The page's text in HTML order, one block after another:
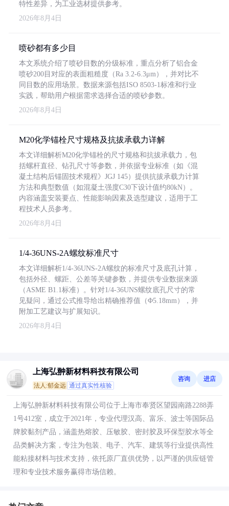
特性差异，为工业选材提供参考。
2026年8月4日
喷砂都有多少目
本文系统介绍了喷砂目数的分级标准，重点分析了铝合金
喷砂200目对应的表面粗糙度（Ra 3.2-6.3μm），并对比不
同目数的应用场景。数据来源包括ISO 8503-1标准和行业
实践，帮助用户根据需求选择合适的喷砂参数。
2026年8月4日
M20化学锚栓尺寸规格及抗拔承载力详解
本文详细解析M20化学锚栓的尺寸规格和抗拔承载力，包
括螺杆直径、钻孔尺寸等参数，并依据专业标准（如《混
凝土结构后锚固技术规程》JGJ 145）提供抗拔承载力计算
方法和典型数值（如混凝土强度C30下设计值约80kN）。
内容涵盖安装要点、性能影响因素及选型建议，适用于工
程技术人员参考。
2026年8月4日
1/4-36UNS-2A螺纹标准尺寸
本文详细解析1/4-36UNS-2A螺纹的标准尺寸及底孔计算，
包括外径、螺距、公差等关键参数，并提供专业数据来源
（ASME B1.1标准）。针对1/4-36UNS螺纹底孔尺寸的常
见疑问，通过公式推导给出精确推荐值（Φ5.18mm），并
附加工艺建议与扩展知识。
2026年8月4日
上海弘翀新材料科技有限公司
法人:郁金远 通过真实性核验
咨询 进店
上海弘翀新材料科技有限公司位于上海市奉贤区望园南路2288弄
1号412室，成立于2021年，专业代理汉高、富乐、波士等国际品
牌胶黏剂产品，涵盖热熔胶、压敏胶、密封胶及环保型胶水等全
品类解决方案，专注为包装、电子、汽车、建筑等行业提供高性
能粘接材料与技术支持，依托原厂直供优势，以严谨的供应链管
理和专业技术服务赢得市场信赖。